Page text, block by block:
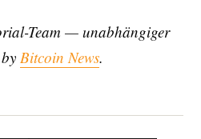
Team — unabhängiger
Bitcoin News.